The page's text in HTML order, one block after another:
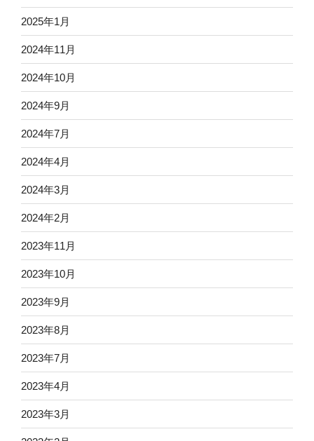
2025年1月
2024年11月
2024年10月
2024年9月
2024年7月
2024年4月
2024年3月
2024年2月
2023年11月
2023年10月
2023年9月
2023年8月
2023年7月
2023年4月
2023年3月